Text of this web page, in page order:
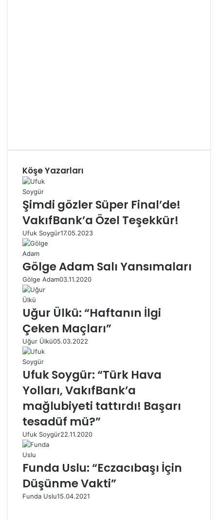
Köşe Yazarları
Şimdi gözler Süper Final’de!
VakıfBank’a Özel Teşekkür!
Ufuk Soygür17.05.2023
Gölge Adam Salı Yansımaları
Gölge Adam03.11.2020
Uğur Ülkü: “Haftanın İlgi
Çeken Maçları”
Uğur Ülkü05.03.2022
Ufuk Soygür: “Türk Hava
Yolları, VakıfBank’a
mağlubiyeti tattırdı! Başarı
tesadüf mü?”
Ufuk Soygür22.11.2020
Funda Uslu: “Eczacıbaşı İçin
Düşünme Vakti”
Funda Uslu15.04.2021